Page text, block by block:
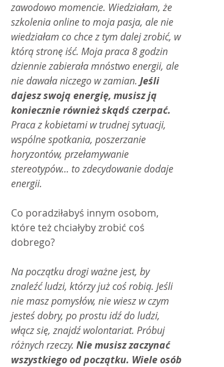
zawodowo momencie. Wiedziałam, że
szkolenia online to moja pasja, ale nie
wiedziałam co chce z tym dalej zrobić, w
którą stronę iść. Moja praca 8 godzin
dziennie zabierała mnóstwo energii, ale
nie dawała niczego w zamian. Jeśli
dajesz swoją energię, musisz ją
koniecznie również skądś czerpać.
Praca z kobietami w trudnej sytuacji,
wspólne spotkania, poszerzanie
horyzontów, przełamywanie
stereotypów... to zdecydowanie dodaje
energii.
Co poradziłabyś innym osobom,
które też chciałyby zrobić coś
dobrego?
Na początku drogi ważne jest, by
znaleźć ludzi, którzy już coś robią. Jeśli
nie masz pomysłów, nie wiesz w czym
jesteś dobry, po prostu idź do ludzi,
włącz się, znajdź wolontariat. Próbuj
różnych rzeczy. Nie musisz zaczynać
wszystkiego od początku. Wiele osób